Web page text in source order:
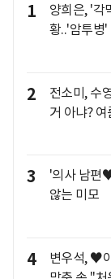
1
양희은, '각
황..'암투병
2
전소미, 수
거 아냐?
3
'의사 남편
않는 미모
4
변우석, ♥